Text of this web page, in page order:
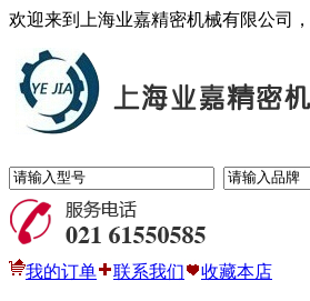
欢迎来到上海业嘉精密机械有限公司
我的订单 联系我们 收藏本店